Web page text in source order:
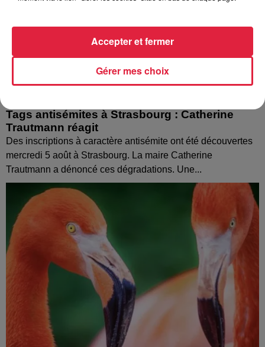
Tags antisémites à Strasbourg : Catherine
Trautmann réagit
Des inscriptions à caractère antisémite ont été découvertes
mercredi 5 août à Strasbourg. La maire Catherine
Trautmann a dénoncé ces dégradations. Une...
Gérer mes choix
Accepter et fermer